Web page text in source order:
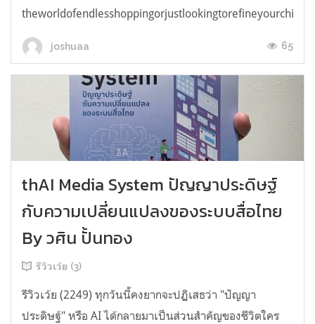
joshuaa 65
thAI Media System ปัญญาประดิษฐ์
กับความเปลี่ยนแปลงของระบบสื่อไทย
By วศิน ปั้นทอง
รีวิวเว้ย (3)
รีวิวเว้ย (2249) ทุกวันนี้คงยากจะปฏิเสธว่า "ปัญญา
ประดิษฐ์" หรือ AI ได้กลายมาเป็นส่วนสำคัญของชีวิตใคร